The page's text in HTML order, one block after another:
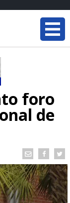
foro
de